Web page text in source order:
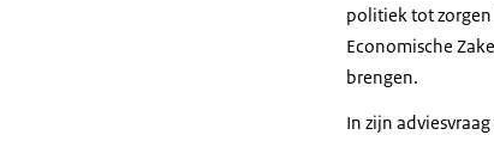
politiek tot
Economische
brengen.
In zijn